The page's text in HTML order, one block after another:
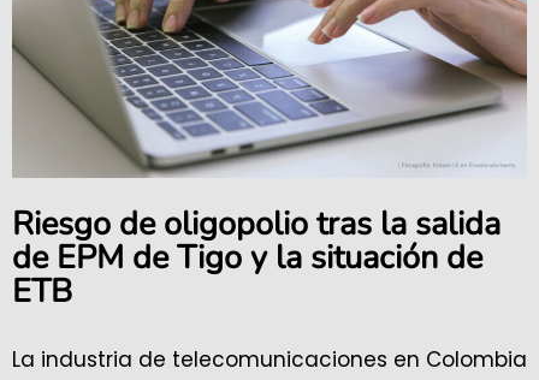
Riesgo de oligopolio tras la salida
de EPM de Tigo y la situación de
ETB
La industria de telecomunicaciones en Colombia